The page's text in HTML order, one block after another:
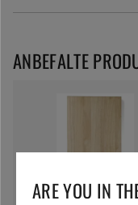
ANBEFALTE
ARE YOU IN